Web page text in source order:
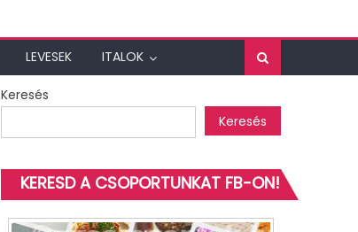
LEVESEK ITALOK
Keresés
Keresés
KERESD A CSOPORTUNKAT FB-ON!